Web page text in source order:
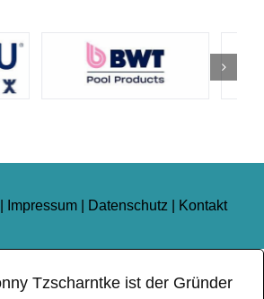
Impressum Datenschutz Kontakt
Tzscharntke ist der Gründer